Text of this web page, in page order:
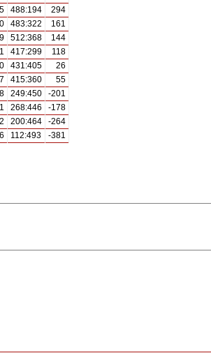
488:194
294
483:322
161
9 512:368
144
1 417:299
118
0 431:405
26
415:360
55
249:450
-201
268:446
-178
200:464
-264
112:493 -381